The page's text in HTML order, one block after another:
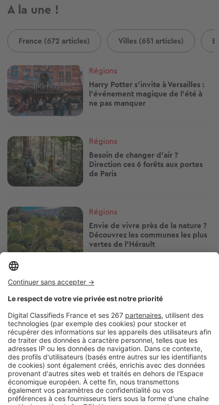
A la une !
France (672 articles) Villes (651 articles)
Image
Régions
Harry Potter s'invite à Versailles :
l'événement magique de l'été à
ne pas manquer
Image
Régions
Besoin de changer d'air ?
Direction ces 6 forêts aux portes
de Paris
Image
Régions
Envie de vivre près de la nature ?
Découvrez les communes les plus
vertes de l’Hérault
Image
Régions
Pouvoir d'achat immobilier dans le
Bas-Rhin : combien de mètres
carrés pouvez-vous acheter avec
250 000 € ?
Image
Régions
Haute-Garonne : maison ou
appartement, quelle surface
acheter avec 250 000 euros ?